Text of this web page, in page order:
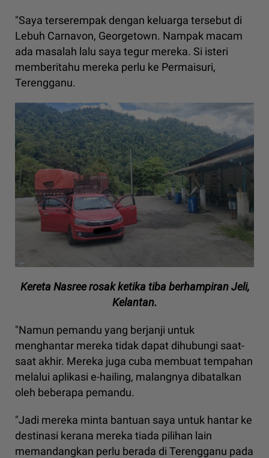
"Saya terserempak dengan keluarga tersebut di
Lebuh Carnavon, Georgetown. Nampak macam
ada masalah lalu saya tegur mereka. Si isteri
memberitahu mereka perlu ke Permaisuri,
Terengganu.
Kereta Nasree rosak ketika tiba berhampiran Jeli,
Kelantan.
"Namun pemandu yang berjanji untuk
menghantar mereka tidak dapat dihubungi saat-
saat akhir. Mereka juga cuba membuat tempahan
melalui aplikasi e-hailing, malangnya dibatalkan
oleh beberapa pemandu.
"Jadi mereka minta bantuan saya untuk hantar ke
destinasi kerana mereka tiada pilihan lain
memandangkan perlu berada di Terengganu pada